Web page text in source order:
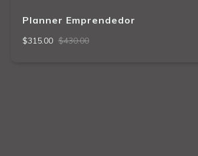
Planner Emprendedor
$315.00 $430.00